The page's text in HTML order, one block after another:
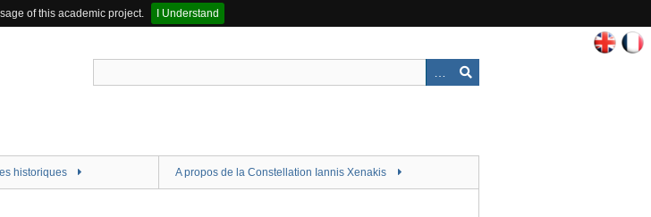
of this academic project.
I Understand
historiques A propos de la Constellation Iannis Xenakis